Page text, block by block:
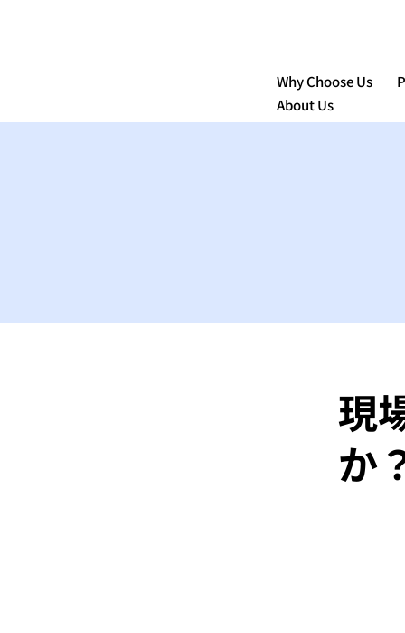
Why Choose Us
About Us
現
か